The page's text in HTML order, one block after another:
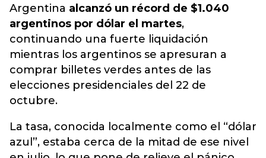
Argentina a lcanzó un récord de $1.040
argentinos por dólar el martes,
continuando una fuerte liquidación
mientras los argentinos se apresuran a
comprar billetes verdes antes de las
elecciones presidenciales del 22 de
octubre.
La tasa, conocida localmente como el “dólar
azul”, estaba cerca de la mitad de ese nivel